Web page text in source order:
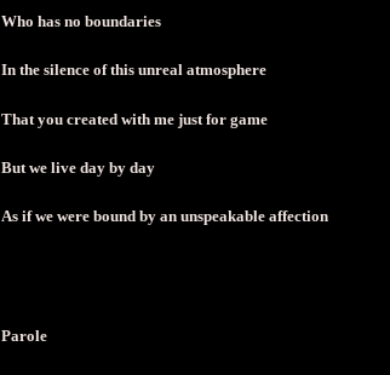
Who has no boundaries
In the silence of this unreal atmosphere
That you created with me just for game
But we live day by day
As if we were bound by an unspeakable affection
Parole